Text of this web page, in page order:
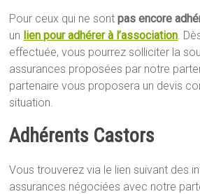
Pour ceux qui ne sontpas encore
un lien pour adhérer à l’association .
effectuée, vous pourrez solliciter la
assurances proposées par notre
partenaire vous proposera un devis
situation.
Adhérents Castors
Vous trouverez via le lien suivant des
assurances négociées avec notre